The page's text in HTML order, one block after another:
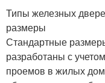
Типы железных
размеры
Стандартные
разработаны с
проемов в жилых